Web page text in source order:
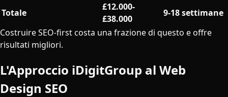
Totale
£12.000-
£38.000
9-18 settimane
Costruire SEO-first costa una frazione di questo e offre
risultati migliori.
L'Approccio iDigitGroup al Web
Design SEO